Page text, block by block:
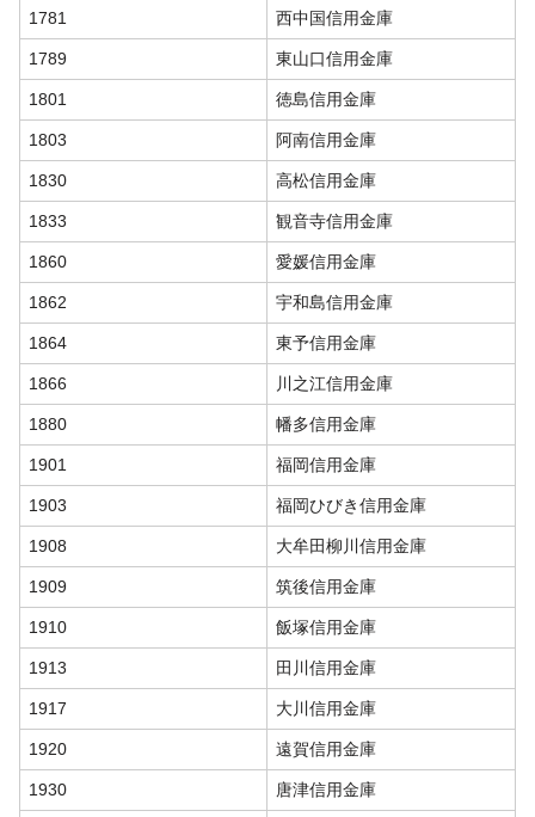
1781 西中国信用金庫
1789 東山口信用金庫
1801 徳島信用金庫
1803 阿南信用金庫
1830 高松信用金庫
1833 観音寺信用金庫
1860 愛媛信用金庫
1862 宇和島信用金庫
1864 東予信用金庫
1866 川之江信用金庫
1880 幡多信用金庫
1901 福岡信用金庫
1903 福岡ひびき信用金庫
1908 大牟田柳川信用金庫
1909 筑後信用金庫
1910 飯塚信用金庫
1913 田川信用金庫
1917 大川信用金庫
1920 遠賀信用金庫
1930 唐津信用金庫